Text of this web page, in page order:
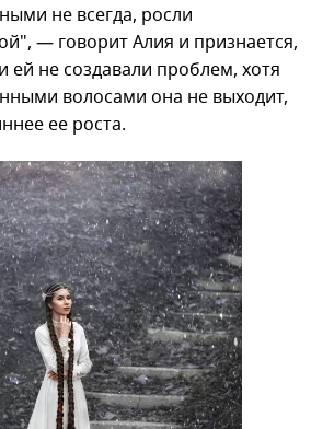
не всегда, росли
— говорит Алия и признается,
ей не создавали проблем, хотя
волосами она не выходит,
ее роста.